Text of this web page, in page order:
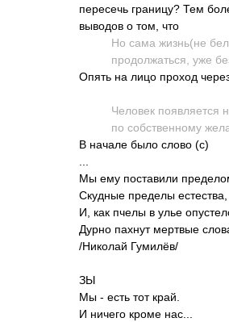
пересечь границу? Тем
выводов о том, что
Но сама жизнь(не
продолжаться, уже
Опять на лицо проход
Человек появляется
по собственному
В начале было слово (с)
...
Мы ему поставили
Скудные пределы естества,
И, как пчелы в улье
Дурно пахнут мертвые
/Николай Гумилёв/
ЗЫ
Мы - есть тот край.
И ничего кроме нас...